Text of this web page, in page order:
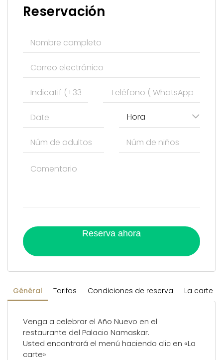
Général Tarifas Condiciones de reserva La carte
Venga a celebrar el Año Nuevo en el
restaurante del Palacio Namaskar.
Usted encontrará el menú haciendo clic en «La
carte»
Reservación
Hora
Reserva ahora